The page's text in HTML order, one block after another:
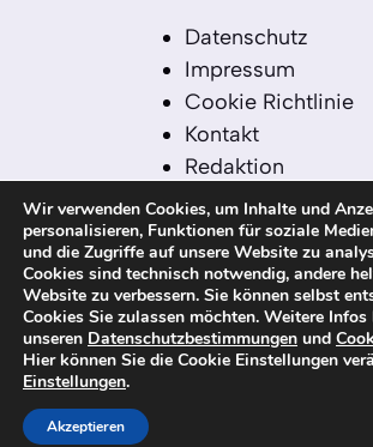
Datenschutz
Impressum
Cookie Richtlinie
Kontakt
Redaktion
Redaktionelle
Sitemap
Einsatz von KI in
Redaktion
© 2026 kanaren-
Rechte vorbehalten
Wir verwenden Cookies, um Inhalte und
personalisieren, Funktionen für soziale
und die Zugriffe auf unsere Website zu
Cookies sind technisch notwendig, andere
Website zu verbessern. Sie können selbst
Cookies Sie zulassen möchten. Weitere
unseren Datenschutzbestimmungen und
Hier können Sie die Cookie Einstellungen
Einstellungen.
Akzeptieren